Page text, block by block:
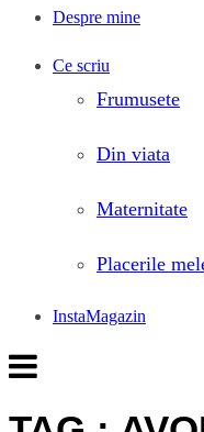
Despre mine
Ce scriu
Frumusete
Din viata
Maternitate
Placerile
InstaMagazin